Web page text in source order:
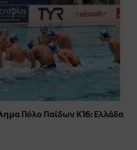
Πόλο Παίδων Κ16: Ελλάδα